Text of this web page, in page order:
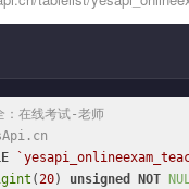
在线考试-老师
(20) unsigned NOT